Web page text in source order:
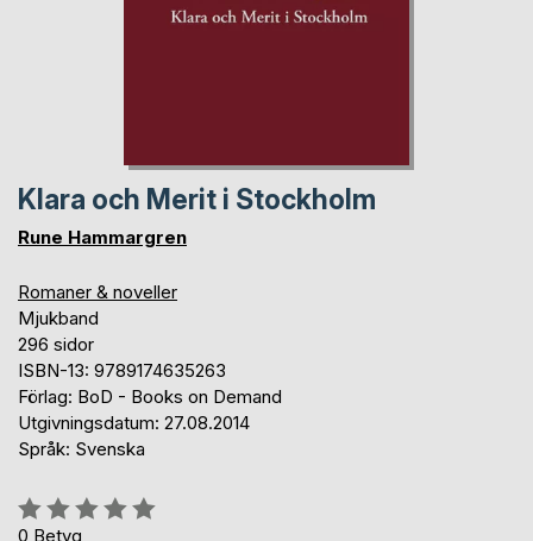
Klara och Merit i Stockholm
Rune Hammargren
Romaner & noveller
Mjukband
296 sidor
ISBN-13: 9789174635263
Förlag: BoD - Books on Demand
Utgivningsdatum: 27.08.2014
Språk: Svenska
Betyg::
0%
0 Betyg